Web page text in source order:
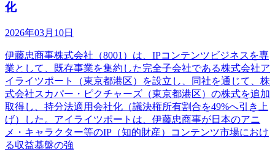
化
2026年03月10日
伊藤忠商事株式会社（8001）は、IPコンテンツビジネスを専
業として、既存事業を集約した完全子会社である株式会社ア
イライツポート（東京都港区）を設立し、同社を通じて、株
式会社スカパー・ピクチャーズ（東京都港区）の株式を追加
取得し、持分法適用会社化（議決権所有割合を49%へ引き上
げ）した。アイライツポートは、伊藤忠商事が日本のアニ
メ・キャラクター等のIP（知的財産）コンテンツ市場におけ
る収益基盤の強